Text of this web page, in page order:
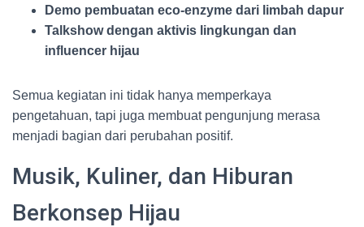
Demo pembuatan eco-enzyme dari limbah dapur
Talkshow dengan aktivis lingkungan dan
influencer hijau
Semua kegiatan ini tidak hanya memperkaya
pengetahuan, tapi juga membuat pengunjung merasa
menjadi bagian dari perubahan positif.
Musik, Kuliner, dan Hiburan
Berkonsep Hijau